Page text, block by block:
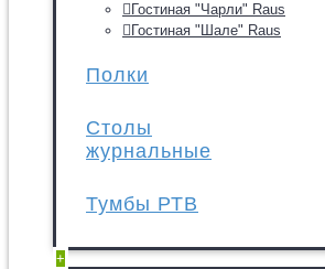
Гостиная "Чарли" Raus
Гостиная "Шале" Raus
Полки
Столы
журнальные
Тумбы РТВ
+